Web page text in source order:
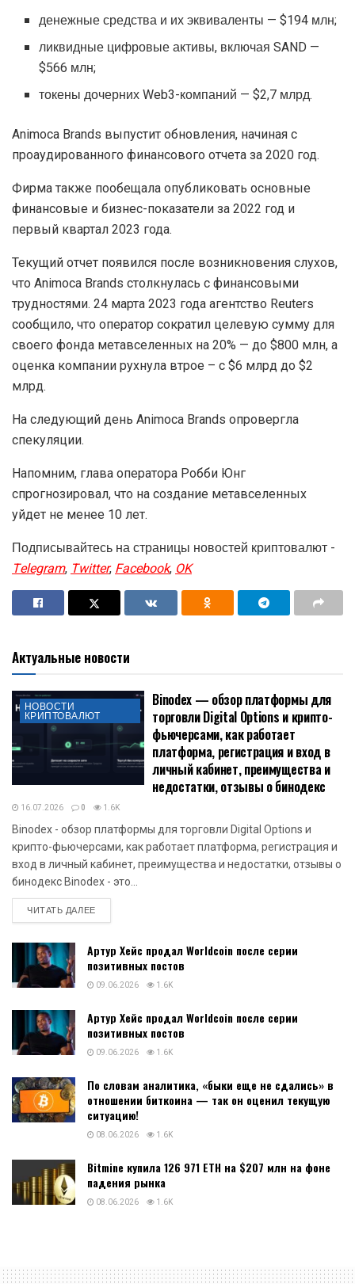
денежные средства и их эквиваленты — $194 млн;
ликвидные цифровые активы, включая SAND —
$566 млн;
токены дочерних Web3-компаний — $2,7 млрд.
Animoca Brands выпустит обновления, начиная с
проаудированного финансового отчета за 2020 год.
Фирма также пообещала опубликовать основные
финансовые и бизнес-показатели за 2022 год и
первый квартал 2023 года.
Текущий отчет появился после возникновения слухов,
что Animoca Brands столкнулась с финансовыми
трудностями. 24 марта 2023 года агентство Reuters
сообщило, что оператор сократил целевую сумму для
своего фонда метавселенных на 20% — до $800 млн, а
оценка компании рухнула втрое – с $6 млрд до $2
млрд.
На следующий день Animoca Brands опровергла
спекуляции.
Напомним, глава оператора Робби Юнг
спрогнозировал, что на создание метавселенных
уйдет не менее 10 лет.
Подписывайтесь на страницы новостей криптовалют -
Telegram,Twitter,Facebook,OK
Актуальные новости
НОВОСТИ
КРИПТОВАЛЮТ
Binodex — обзор платформы для
торговли Digital Options и крипто-
фьючерсами, как работает
платформа, регистрация и вход в
личный кабинет, преимущества и
недостатки, отзывы о бинодекс
16.07.2026 0 1.6K
Binodex - обзор платформы для торговли Digital Options и
крипто-фьючерсами, как работает платформа, регистрация и
вход в личный кабинет, преимущества и недостатки, отзывы о
бинодекс Binodex - это...
ЧИТАТЬ ДАЛЕЕDETAILS
Артур Хейс продал Worldcoin после серии
позитивных постов
09.06.2026 1.6K
Артур Хейс продал Worldcoin после серии
позитивных постов
09.06.2026 1.6K
По словам аналитика, «быки еще не сдались» в
отношении биткоина — так он оценил текущую
ситуацию!
08.06.2026 1.6K
Bitmine купила 126 971 ETH на $207 млн на фоне
падения рынка
08.06.2026 1.6K